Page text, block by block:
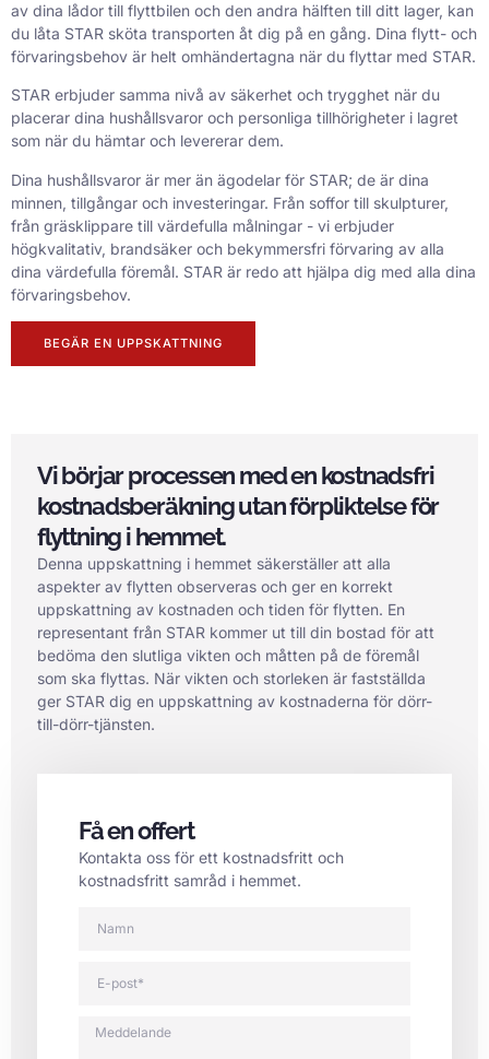
av dina lådor till flyttbilen och den andra hälften till ditt lager, kan
du låta STAR sköta transporten åt dig på en gång. Dina flytt- och
förvaringsbehov är helt omhändertagna när du flyttar med STAR.
STAR erbjuder samma nivå av säkerhet och trygghet när du
placerar dina hushållsvaror och personliga tillhörigheter i lagret
som när du hämtar och levererar dem.
Dina hushållsvaror är mer än ägodelar för STAR; de är dina
minnen, tillgångar och investeringar. Från soffor till skulpturer,
från gräsklippare till värdefulla målningar - vi erbjuder
högkvalitativ, brandsäker och bekymmersfri förvaring av alla
dina värdefulla föremål. STAR är redo att hjälpa dig med alla dina
förvaringsbehov.
BEGÄR EN UPPSKATTNING
Vi börjar processen med en kostnadsfri
kostnadsberäkning utan förpliktelse för
flyttning i hemmet.
Denna uppskattning i hemmet säkerställer att alla
aspekter av flytten observeras och ger en korrekt
uppskattning av kostnaden och tiden för flytten. En
representant från STAR kommer ut till din bostad för att
bedöma den slutliga vikten och måtten på de föremål
som ska flyttas. När vikten och storleken är fastställda
ger STAR dig en uppskattning av kostnaderna för dörr-
till-dörr-tjänsten.
Få en offert
Kontakta oss för ett kostnadsfritt och
kostnadsfritt samråd i hemmet.